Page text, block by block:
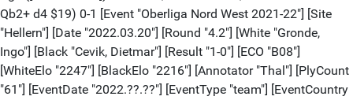
Qb2+ d4 $19) 0-1 [Event "Oberliga Nord West 2021-22"] [Site
"Hellern"] [Date "2022.03.20"] [Round "4.2"] [White "Gronde,
Ingo"] [Black "Cevik, Dietmar"] [Result "1-0"] [ECO "B08"]
[WhiteElo "2247"] [BlackElo "2216"] [Annotator "Thal"] [PlyCount
"61"] [EventDate "2022.??.??"] [EventType "team"] [EventCountry